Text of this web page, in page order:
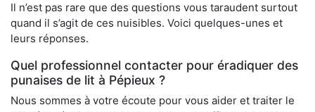
Il n’est pas rare que des questions vous taraudent surtout
quand il s’agit de ces nuisibles. Voici quelques-unes et
leurs réponses.
Quel professionnel contacter pour éradiquer des
punaises de lit à Pépieux ?
Nous sommes à votre écoute pour vous aider et traiter le